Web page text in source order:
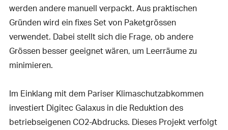
werden andere manuell verpackt. Aus praktischen
Gründen wird ein fixes Set von Paketgrössen
verwendet. Dabei stellt sich die Frage, ob andere
Grössen besser geeignet wären, um Leerräume zu
minimieren.
Im Einklang mit dem Pariser Klimaschutzabkommen
investiert Digitec Galaxus in die Reduktion des
betriebseigenen CO2-Abdrucks. Dieses Projekt verfolgt